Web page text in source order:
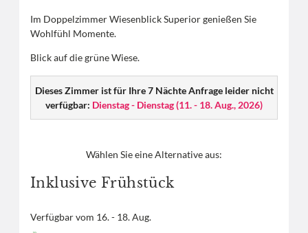
Im Doppelzimmer Wiesenblick Superior genießen Sie
Wohlfühl Momente.
Blick auf die grüne Wiese.
Dieses Zimmer ist für Ihre 7 Nächte Anfrage leider nicht
verfügbar: Dienstag - Dienstag(11. - 18. Aug., 2026)
Wählen Sie eine Alternative aus:
Inklusive Frühstück
Verfügbar vom 16. - 18. Aug.